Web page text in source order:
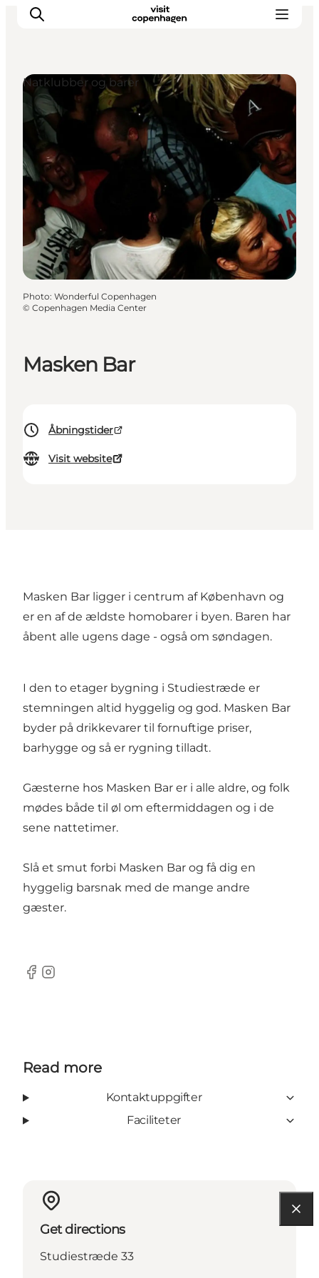
Aktiviteter
Mat och dryck
Planera din resa
Masken Bar
Åbningstider
Visit website
Natklubber og barer
Photo: Wonderful Copenhagen
© Copenhagen Media Center
Masken Bar ligger i centrum af København og
er en af de ældste homobarer i byen. Baren har
åbent alle ugens dage - også om søndagen.
I den to etager bygning i Studiestræde er
stemningen altid hyggelig og god. Masken Bar
byder på drikkevarer til fornuftige priser,
barhygge og så er rygning tilladt.
Gæsterne hos Masken Bar er i alle aldre, og folk
mødes både til øl om eftermiddagen og i de
sene nattetimer.
Slå et smut forbi Masken Bar og få dig en
hyggelig barsnak med de mange andre
gæster.
Facebook
Instagram
Read more
Kontaktuppgifter
Faciliteter
Get directions
Studiestræde 33